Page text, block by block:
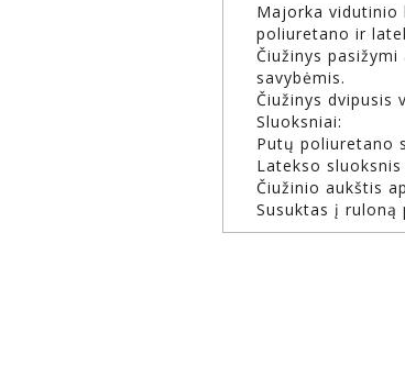
Majorka vidutinio
poliuretano ir
Čiužinys
savybėmis.
Čiužinys dvipusis
Sluoksniai:
Putų poliuretano
Latekso sluoksnis
Čiužinio aukštis
Susuktas į ruloną